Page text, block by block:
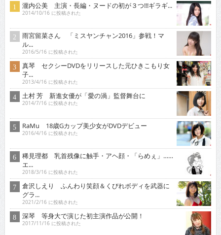
瀧内公美 主演・長編・ヌードの初が３つ!!!ギラギ...
2014/10/16 に投稿された
雨宮留菜さん 「ミスヤンチャン2016」参戦！マ
ル...
2016/5/16 に投稿された
真琴 セクシーDVDをリリースした元ひきこもり女
子...
2013/4/16 に投稿された
土村 芳 新進女優が「愛の渦」監督舞台に
2014/7/16 に投稿された
RaMu 18歳Gカップ美少女がDVDデビュー
2016/4/16 に投稿された
稀見理都 乳首残像に触手・アヘ顔・「らめぇ」……
エ...
2018/3/16 に投稿された
倉沢しえり ふんわり笑顔＆くびれボディを武器に
グラ...
2021/2/16 に投稿された
深琴 等身大で演じた初主演作品が公開！
2017/11/16 に投稿された